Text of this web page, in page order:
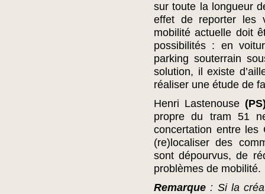
sur toute la longueur
effet de reporter les
mobilité actuelle doit
possibilités : en
parking souterrain
solution, il existe
réaliser une étude de
Henri Lastenouse
propre du tram 51
concertation entre les
(re)localiser des
sont dépourvus, de
problèmes de mobilité.
Remarque : Si la